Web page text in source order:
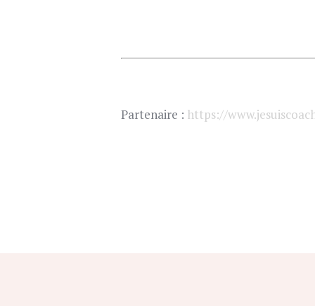
Partenaire : https://